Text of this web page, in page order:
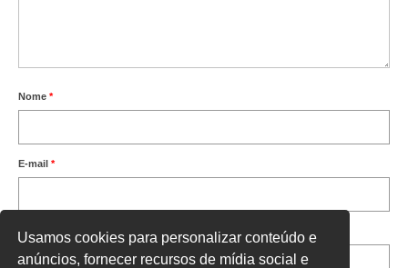
Nome *
E-mail *
Site
Usamos cookies para personalizar conteúdo e
anúncios, fornecer recursos de mídia social e